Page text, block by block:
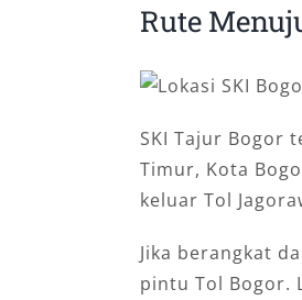
Rute
SKI Tajur Bogor
Timur, Kota
keluar Tol
Jika berangkat
pintu Tol Bogor.